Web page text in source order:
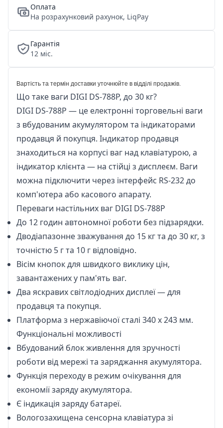
Оплата
На розрахунковий рахунок, LiqPay
Гарантія
12 міс.
Вартість та термін доставки уточнюйте в відділі продажів.
Що таке ваги DIGI DS-788P, до 30 кг?
DIGI DS-788P — це електронні торговельні ваги
з вбудованим акумулятором та індикаторами
продавця й покупця. Індикатор продавця
знаходиться на корпусі ваг над клавіатурою, а
індикатор клієнта — на стійці з дисплеєм. Ваги
можна підключити через інтерфейс RS-232 до
комп'ютера або касового апарату.
Переваги настільних ваг DIGI DS-788P
До 12 годин автономної роботи без підзарядки.
Дводіапазонне зважування до 15 кг та до 30 кг, з
точністю 5 г та 10 г відповідно.
Вісім кнопок для швидкого виклику цін,
завантажених у пам'ять ваг.
Два яскравих світлодіодних дисплеї — для
продавця та покупця.
Платформа з нержавіючої сталі 340 х 243 мм.
Функціональні можливості
Вбудований блок живлення для зручності
роботи від мережі та заряджання акумулятора.
Функція переходу в режим очікування для
економії заряду акумулятора.
Є індикація заряду батареї.
Вологозахищена сенсорна клавіатура зі